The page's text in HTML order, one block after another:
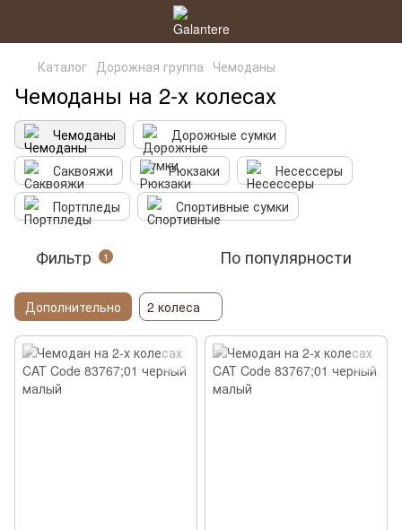
Каталог Дорожная группа Чемоданы
Чемоданы на 2-х колесах
Чемоданы
Дорожные сумки
Саквояжи
Рюкзаки
Несессеры
Портпледы
Спортивные сумки
Фильтр 1 По популярности
Дополнительно 2 колеса